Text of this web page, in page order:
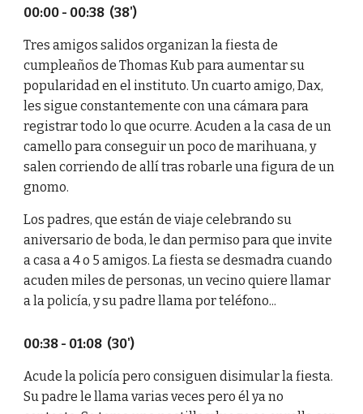
00:00 - 00:38 (38')
Tres amigos salidos organizan la fiesta de
cumpleaños de Thomas Kub para aumentar su
popularidad en el instituto. Un cuarto amigo, Dax,
les sigue constantemente con una cámara para
registrar todo lo que ocurre. Acuden a la casa de un
camello para conseguir un poco de marihuana, y
salen corriendo de allí tras robarle una figura de un
gnomo.
Los padres, que están de viaje celebrando su
aniversario de boda, le dan permiso para que invite
a casa a 4 o 5 amigos. La fiesta se desmadra cuando
acuden miles de personas, un vecino quiere llamar
a la policía, y su padre llama por teléfono...
00:38 - 01:08 (30')
Acude la policía pero consiguen disimular la fiesta.
Su padre le llama varias veces pero él ya no